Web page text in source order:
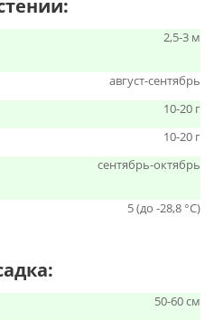
2,5-3 м
август-сентябрь
10-20 г
10-20 г
сентябрь-октябрь
5 (до -28,8 °С)
50-60 см